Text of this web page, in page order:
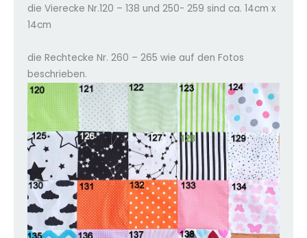
die Vierecke Nr.120 – 138 und 250- 259 sind ca. 14cm x
14cm
die Rechtecke Nr. 260 – 265 wie auf den Fotos
beschrieben.